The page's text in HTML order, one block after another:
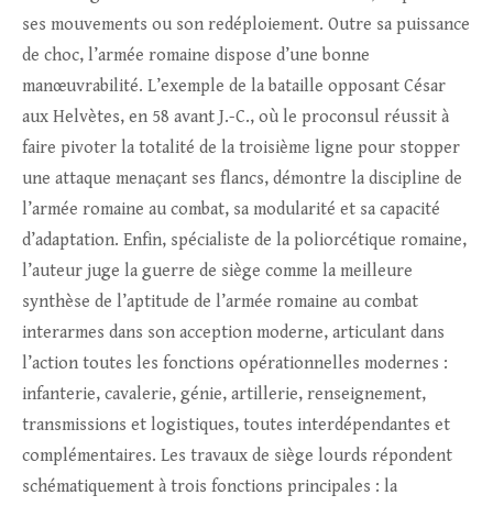
ses mouvements ou son redéploiement. Outre sa puissance
de choc, l’armée romaine dispose d’une bonne
manœuvrabilité. L’exemple de la bataille opposant César
aux Helvètes, en 58 avant J.-C., où le proconsul réussit à
faire pivoter la totalité de la troisième ligne pour stopper
une attaque menaçant ses flancs, démontre la discipline de
l’armée romaine au combat, sa modularité et sa capacité
d’adaptation. Enfin, spécialiste de la poliorcétique romaine,
l’auteur juge la guerre de siège comme la meilleure
synthèse de l’aptitude de l’armée romaine au combat
interarmes dans son acception moderne, articulant dans
l’action toutes les fonctions opérationnelles modernes :
infanterie, cavalerie, génie, artillerie, renseignement,
transmissions et logistiques, toutes interdépendantes et
complémentaires. Les travaux de siège lourds répondent
schématiquement à trois fonctions principales : la